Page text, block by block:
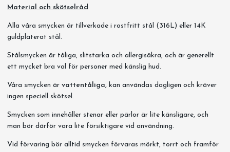
Material och skötselråd
Alla våra smycken är tillverkade i rostfritt stål (316L) eller 14K
guldpläterat stål.
Stålsmycken är tåliga, slitstarka och allergisäkra, och är generellt
ett mycket bra val för personer med känslig hud.
Våra smycken är vattentåliga, kan användas dagligen och kräver
ingen speciell skötsel.
Smycken som innehåller stenar eller pärlor är lite känsligare, och
man bör därför vara lite försiktigare vid användning.
Vid förvaring bör alltid smycken förvaras mörkt, torrt och framför